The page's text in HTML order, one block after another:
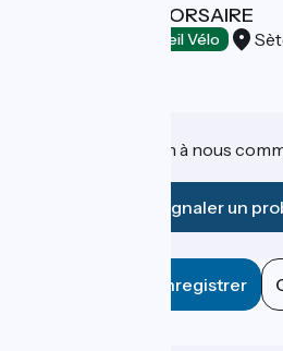
BRASSERIE LE CORSAIRE
Accueil Vélo
Une information à nous
Signaler un
Enregistrer